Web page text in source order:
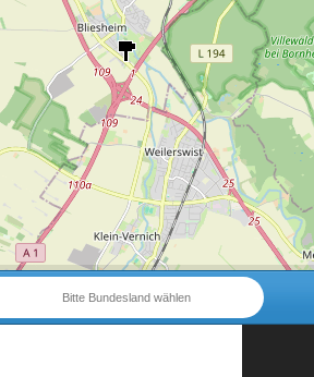
Bitte Bundesland wählen